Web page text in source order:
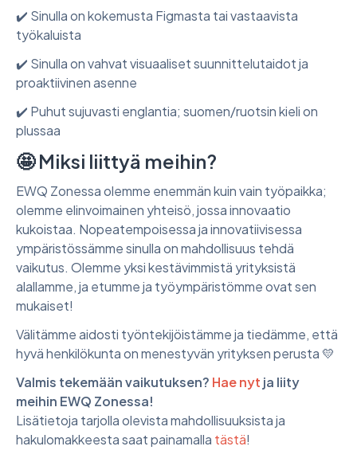
✔️ Sinulla on kokemusta Figmasta tai vastaavista
työkaluista
✔️ Sinulla on vahvat visuaaliset suunnittelutaidot ja
proaktiivinen asenne
✔️ Puhut sujuvasti englantia; suomen/ruotsin kieli on
plussaa
🤩Miksi liittyä meihin?
EWQ Zonessa olemme enemmän kuin vain työpaikka;
olemme elinvoimainen yhteisö, jossa innovaatio
kukoistaa. Nopeatempoisessa ja innovatiivisessa
ympäristössämme sinulla on mahdollisuus tehdä
vaikutus. Olemme yksi kestävimmistä yrityksistä
alallamme, ja etumme ja työympäristömme ovat sen
mukaiset!
Välitämme aidosti työntekijöistämme ja tiedämme, että
hyvä henkilökunta on menestyvän yrityksen perusta 💛
Valmis tekemään vaikutuksen? Hae nyt ja liity
meihin EWQ Zonessa!
Lisätietoja tarjolla olevista mahdollisuuksista ja
hakulomakkeesta saat painamalla tästä!